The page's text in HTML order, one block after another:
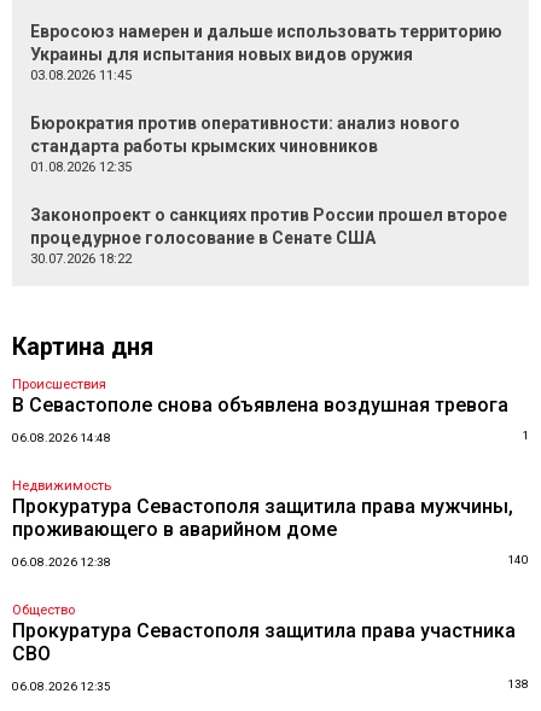
Евросоюз намерен и дальше использовать территорию
Украины для испытания новых видов оружия
03.08.2026 11:45
Бюрократия против оперативности: анализ нового
стандарта работы крымских чиновников
01.08.2026 12:35
Законопроект о санкциях против России прошел второе
процедурное голосование в Сенате США
30.07.2026 18:22
Картина дня
Происшествия
В Севастополе снова объявлена воздушная тревога
06.08.2026 14:48 1
Недвижимость
Прокуратура Севастополя защитила права мужчины,
проживающего в аварийном доме
06.08.2026 12:38 140
Общество
Прокуратура Севастополя защитила права участника
СВО
06.08.2026 12:35 138